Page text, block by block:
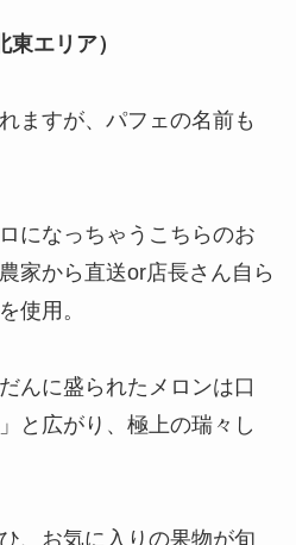
エリア）
ますが、パフェの名前も
になっちゃうこちらのお
家から直送or店長さん自ら
使用。
んに盛られたメロンは口
と広がり、極上の瑞々し
、お気に入りの果物が旬